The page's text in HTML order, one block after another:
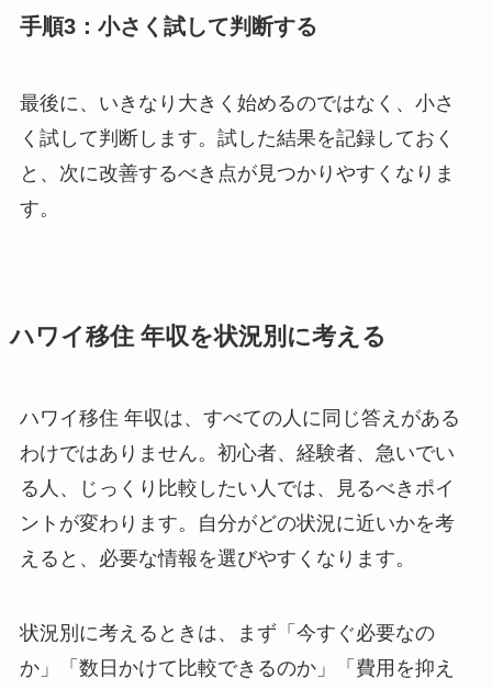
手順3：小さく試して判断する
最後に、いきなり大きく始めるのではなく、小さ
く試して判断します。試した結果を記録しておく
と、次に改善するべき点が見つかりやすくなりま
す。
ハワイ移住 年収を状況別に考える
ハワイ移住 年収は、すべての人に同じ答えがある
わけではありません。初心者、経験者、急いでい
る人、じっくり比較したい人では、見るべきポイ
ントが変わります。自分がどの状況に近いかを考
えると、必要な情報を選びやすくなります。
状況別に考えるときは、まず「今すぐ必要なの
か」「数日かけて比較できるのか」「費用を抑え